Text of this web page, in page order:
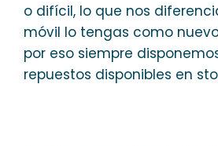
o difícil, lo que nos
móvil lo tengas como
por eso siempre
repuestos disponibles en